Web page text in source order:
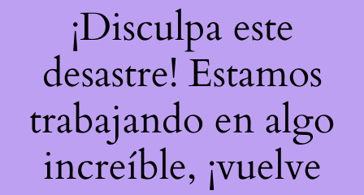
¡Disculpa este
desastre! Estamos
trabajando en algo
increíble, ¡vuelve